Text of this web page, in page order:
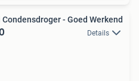
- Goed Werkend
Details